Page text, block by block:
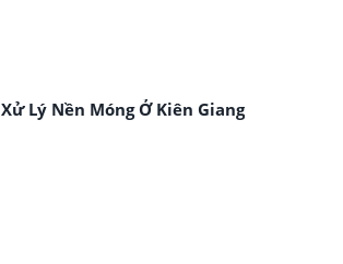
Xử Lý Nền Móng Ở Kiên Giang